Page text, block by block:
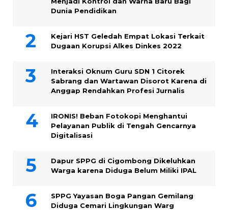
Dunia Pendidikan
Kejari HST Geledah Empat Lokasi Terkait
Dugaan Korupsi Alkes Dinkes 2022
Interaksi Oknum Guru SDN 1 Citorek
Sabrang dan Wartawan Disorot Karena di
Anggap Rendahkan Profesi Jurnalis
IRONIS! Beban Fotokopi Menghantui
Pelayanan Publik di Tengah Gencarnya
Digitalisasi
Dapur SPPG di Cigombong Dikeluhkan
Warga karena Diduga Belum Miliki IPAL
SPPG Yayasan Boga Pangan Gemilang
Diduga Cemari Lingkungan Warg